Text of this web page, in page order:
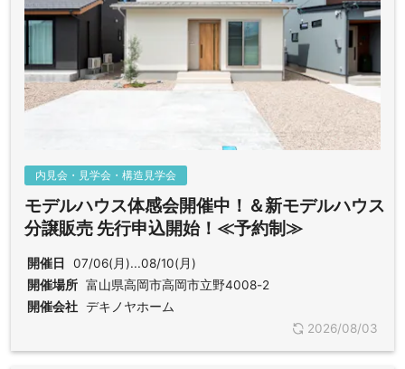
内見会・見学会・構造見学会
モデルハウス体感会開催中！＆新モデルハウス
分譲販売 先行申込開始！≪予約制≫
開催日
07/06(月)...08/10(月)
開催場所 富山県高岡市高岡市立野4008-2
開催会社 デキノヤホーム
2026/08/03